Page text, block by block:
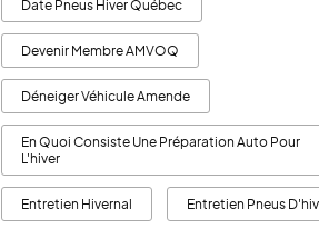
Date Pneus Hiver Québec
Devenir Membre AMVOQ
Déneiger Véhicule Amende
En Quoi Consiste Une Préparation Auto Pour
L'hiver
Entretien Hivernal Entretien Pneus